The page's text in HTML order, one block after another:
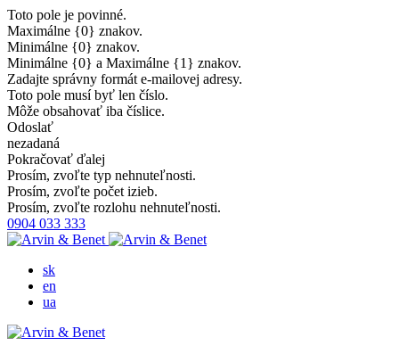
Toto pole je povinné.
Maximálne {0} znakov.
Minimálne {0} znakov.
Minimálne {0} a Maximálne {1} znakov.
Zadajte správny formát e-mailovej adresy.
Toto pole musí byť len číslo.
Môže obsahovať iba číslice.
Odoslať
nezadaná
Pokračovať ďalej
Prosím, zvoľte typ nehnuteľnosti.
Prosím, zvoľte počet izieb.
Prosím, zvoľte rozlohu nehnuteľnosti.
0904 033 333
sk
en
ua